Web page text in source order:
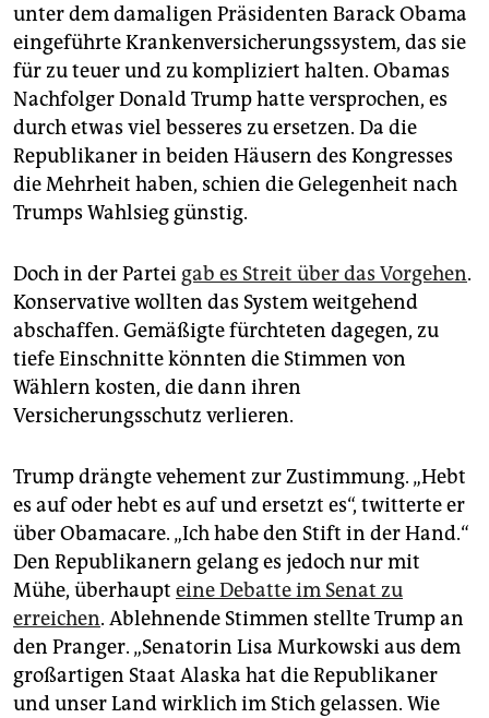
unter dem damaligen Präsidenten Barack Obama
eingeführte Krankenversicherungssystem, das sie
für zu teuer und zu kompliziert halten. Obamas
Nachfolger Donald Trump hatte versprochen, es
durch etwas viel besseres zu ersetzen. Da die
Republikaner in beiden Häusern des Kongresses
die Mehrheit haben, schien die Gelegenheit nach
Trumps Wahlsieg günstig.
Doch in der Partei gab es Streit über das Vorgehen.
Konservative wollten das System weitgehend
abschaffen. Gemäßigte fürchteten dagegen, zu
tiefe Einschnitte könnten die Stimmen von
Wählern kosten, die dann ihren
Versicherungsschutz verlieren.
Trump drängte vehement zur Zustimmung. „Hebt
es auf oder hebt es auf und ersetzt es“, twitterte er
über Obamacare. „Ich habe den Stift in der Hand.“
Den Republikanern gelang es jedoch nur mit
Mühe, überhaupt eine Debatte im Senat zu
erreichen. Ablehnende Stimmen stellte Trump an
den Pranger. „Senatorin Lisa Murkowski aus dem
großartigen Staat Alaska hat die Republikaner
und unser Land wirklich im Stich gelassen. Wie